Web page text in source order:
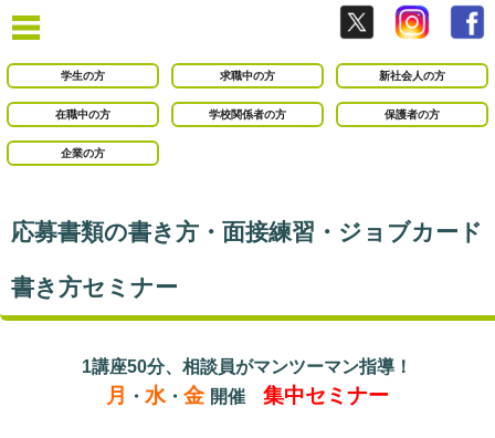
学生の方 求職中の方 新社会人の方
在職中の方 学校関係者の方 保護者の方
企業の方
応募書類の書き方・面接練習・ジョブカード
書き方セミナー
1講座50分、相談員がマンツーマン指導！
月 ・ 水・ 金 開催 集中セミナー